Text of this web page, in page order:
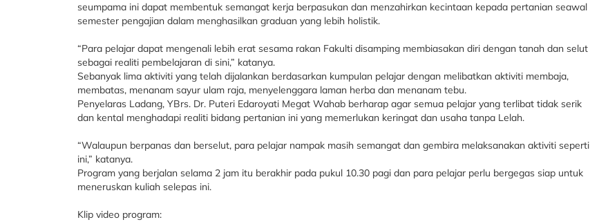
seumpama ini dapat membentuk semangat kerja berpasukan dan menzahirkan kecintaan kepada pertanian seawal
semester pengajian dalam menghasilkan graduan yang lebih holistik.
“Para pelajar dapat mengenali lebih erat sesama rakan Fakulti disamping membiasakan diri dengan tanah dan selut
sebagai realiti pembelajaran di sini,” katanya.
Sebanyak lima aktiviti yang telah dijalankan berdasarkan kumpulan pelajar dengan melibatkan aktiviti membaja,
membatas, menanam sayur ulam raja, menyelenggara laman herba dan menanam tebu.
Penyelaras Ladang, YBrs. Dr. Puteri Edaroyati Megat Wahab berharap agar semua pelajar yang terlibat tidak serik
dan kental menghadapi realiti bidang pertanian ini yang memerlukan keringat dan usaha tanpa Lelah.
“Walaupun berpanas dan berselut, para pelajar nampak masih semangat dan gembira melaksanakan aktiviti seperti
ini,” katanya.
Program yang berjalan selama 2 jam itu berakhir pada pukul 10.30 pagi dan para pelajar perlu bergegas siap untuk
meneruskan kuliah selepas ini.
Klip video program: